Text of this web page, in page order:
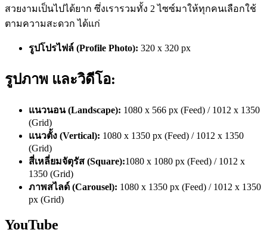
สวยงามเป็นไปได้ยาก ซึ่งเรารวมทั้ง 2 ไซซ์มาให้ทุกคนเลือกใช้
ตามความสะดวก ได้แก่
รูปโปรไฟล์ (Profile Photo): 320 x 320 px
รูปภาพ และวิดีโอ:
แนวนอน (Landscape): 1080 x 566 px (Feed) / 1012 x 1350
(Grid)
แนวตั้ง (Vertical): 1080 x 1350 px (Feed) / 1012 x 1350
(Grid)
สี่เหลี่ยมจัตุรัส (Square):1080 x 1080 px (Feed) / 1012 x
1350 (Grid)
ภาพสไลด์ (Carousel): 1080 x 1350 px (Feed) / 1012 x 1350
px (Grid)
YouTube